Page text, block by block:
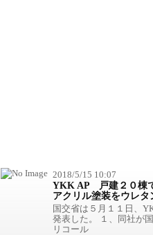
2018/5/15 10:07
YKK AP 戸建２０棟
アクリル塗装をウレ
国交省は５月１１日、
発表した。 １、同社が国
リコール